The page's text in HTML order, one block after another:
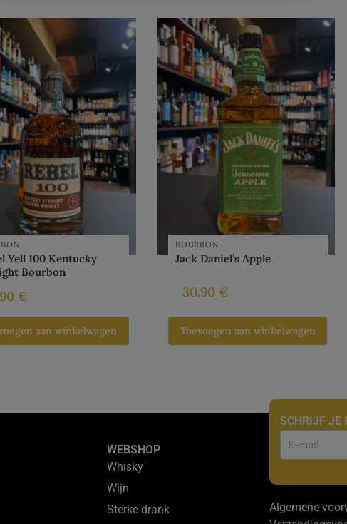
Yell 100 Kentucky
Bourbon
€
aan winkelwagen
BOURBON
Jack Daniel’s Apple
30.90 €
Toevoegen aan winkelwagen
WEBSHOP
Whisky
Wijn
Sterke drank
SCHRIJF JE
Algemene